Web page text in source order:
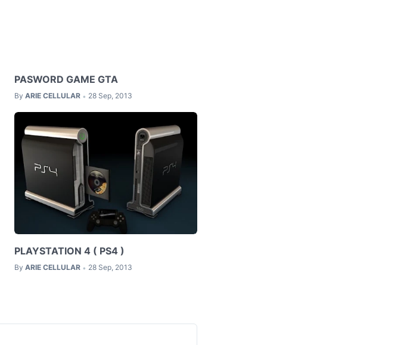
PASWORD GAME GTA
By ARIE CELLULAR • 28 Sep, 2013
PLAYSTATION 4 ( PS4 )
By ARIE CELLULAR • 28 Sep, 2013